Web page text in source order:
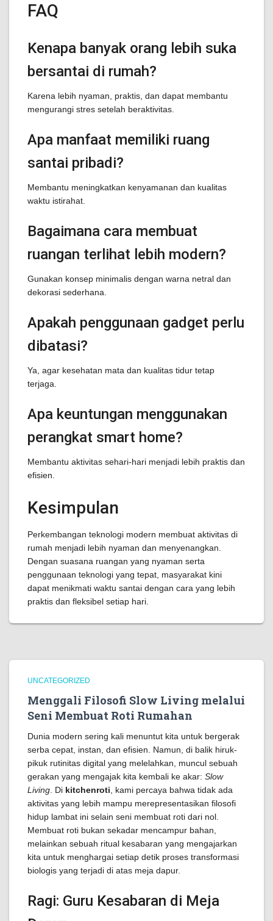
FAQ
Kenapa banyak orang lebih suka
bersantai di rumah?
Karena lebih nyaman, praktis, dan dapat membantu
mengurangi stres setelah beraktivitas.
Apa manfaat memiliki ruang
santai pribadi?
Membantu meningkatkan kenyamanan dan kualitas
waktu istirahat.
Bagaimana cara membuat
ruangan terlihat lebih modern?
Gunakan konsep minimalis dengan warna netral dan
dekorasi sederhana.
Apakah penggunaan gadget perlu
dibatasi?
Ya, agar kesehatan mata dan kualitas tidur tetap
terjaga.
Apa keuntungan menggunakan
perangkat smart home?
Membantu aktivitas sehari-hari menjadi lebih praktis dan
efisien.
Kesimpulan
Perkembangan teknologi modern membuat aktivitas di
rumah menjadi lebih nyaman dan menyenangkan.
Dengan suasana ruangan yang nyaman serta
penggunaan teknologi yang tepat, masyarakat kini
dapat menikmati waktu santai dengan cara yang lebih
praktis dan fleksibel setiap hari.
UNCATEGORIZED
Menggali Filosofi Slow Living melalui
Seni Membuat Roti Rumahan
Dunia modern sering kali menuntut kita untuk bergerak
serba cepat, instan, dan efisien. Namun, di balik hiruk-
pikuk rutinitas digital yang melelahkan, muncul sebuah
gerakan yang mengajak kita kembali ke akar: Slow
Living . Di kitchenroti , kami percaya bahwa tidak ada
aktivitas yang lebih mampu merepresentasikan filosofi
hidup lambat ini selain seni membuat roti dari nol.
Membuat roti bukan sekadar mencampur bahan,
melainkan sebuah ritual kesabaran yang mengajarkan
kita untuk menghargai setiap detik proses transformasi
biologis yang terjadi di atas meja dapur.
Ragi: Guru Kesabaran di Meja